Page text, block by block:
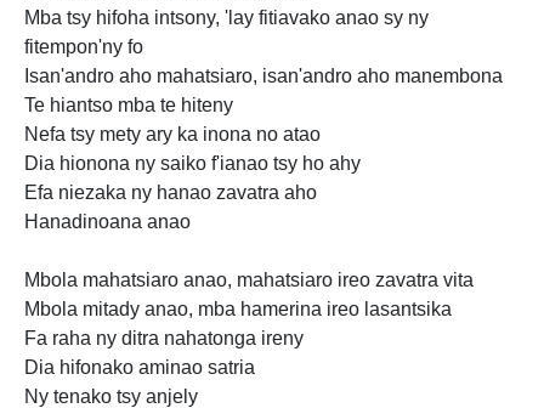
Mba tsy hifoha intsony, 'lay fitiavako anao sy ny
fitempon'ny fo
Isan'andro aho mahatsiaro, isan'andro aho manembona
Te hiantso mba te hiteny
Nefa tsy mety ary ka inona no atao
Dia hionona ny saiko f'ianao tsy ho ahy
Efa niezaka ny hanao zavatra aho
Hanadinoana anao
Mbola mahatsiaro anao, mahatsiaro ireo zavatra vita
Mbola mitady anao, mba hamerina ireo lasantsika
Fa raha ny ditra nahatonga ireny
Dia hifonako aminao satria
Ny tenako tsy anjely